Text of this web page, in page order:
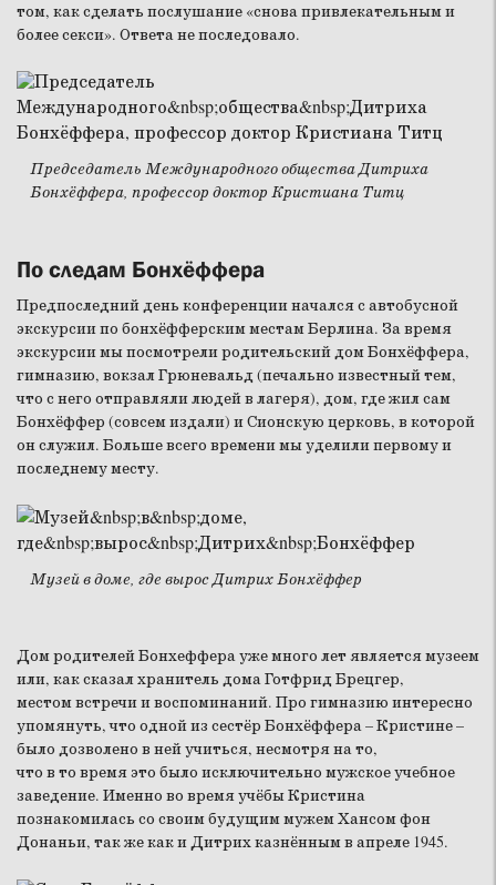
том, как сделать послушание «снова привлекательным и
более секси». Ответа не последовало.
Председатель Международного общества Дитриха
Бонхёффера, профессор доктор Кристиана Титц
По следам Бонхёффера
Предпоследний день конференции начался с автобусной
экскурсии по бонхёфферским местам Берлина. За время
экскурсии мы посмотрели родительский дом Бонхёффера,
гимназию, вокзал Грюневальд (печально известный тем,
что с него отправляли людей в лагеря), дом, где жил сам
Бонхёффер (совсем издали) и Сионскую церковь, в которой
он служил. Больше всего времени мы уделили первому и
последнему месту.
Музей в доме, где вырос Дитрих Бонхёффер
Дом родителей Бонхеффера уже много лет является музеем
или, как сказал хранитель дома Готфрид Брецгер,
местом встречи и воспоминаний. Про гимназию интересно
упомянуть, что одной из сестёр Бонхёффера – Кристине –
было дозволено в ней учиться, несмотря на то,
что в то время это было исключительно мужское учебное
заведение. Именно во время учёбы Кристина
познакомилась со своим будущим мужем Хансом фон
Донаньи, так же как и Дитрих казнённым в апреле 1945.